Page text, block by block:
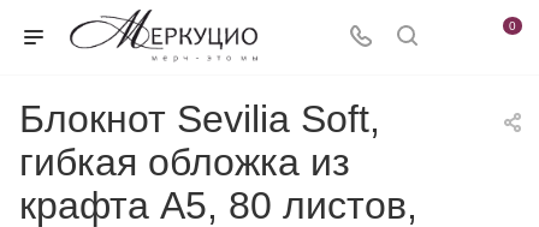
0
Блокнот Sevilia Soft,
гибкая обложка из
крафта A5, 80 листов,